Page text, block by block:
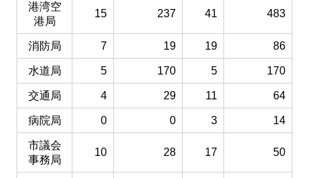
港湾空
港局
15 237 41 483
消防局 7 19 19 86
水道局 5 170 5 170
交通局 4 29 11 64
病院局 0 0 3 14
市議会
事務局
10 28 17 50